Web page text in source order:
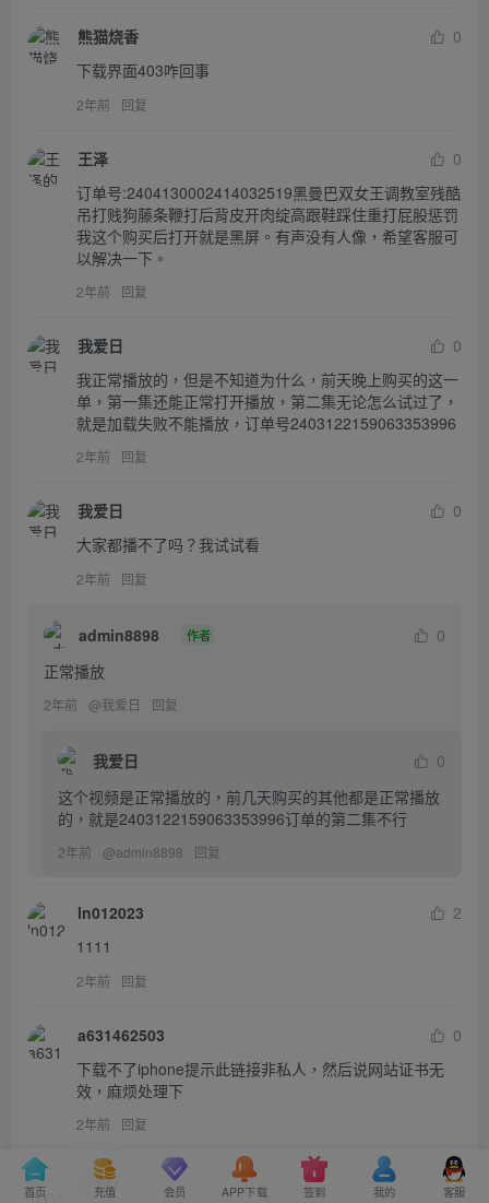
熊猫烧香
0
下载界面403咋回事
2年前 回复
王泽
0
订单号:2404130002414032519黑曼巴双女王调教室残酷
吊打贱狗藤条鞭打后背皮开肉绽高跟鞋踩住重打屁股惩罚
我这个购买后打开就是黑屏。有声没有人像，希望客服可
以解决一下。
2年前 回复
我爱日
0
我正常播放的，但是不知道为什么，前天晚上购买的这一
单，第一集还能正常打开播放，第二集无论怎么试过了，
就是加载失败不能播放，订单号2403122159063353996
2年前 回复
我爱日
0
大家都播不了吗？我试试看
2年前 回复
admin8898 作者
0
正常播放
2年前 @我爱日 回复
我爱日
0
这个视频是正常播放的，前几天购买的其他都是正常播放
的，就是2403122159063353996订单的第二集不行
2年前 @admin8898 回复
ln012023
2
1111
2年前 回复
a631462503
0
下载不了iphone提示此链接非私人，然后说网站证书无
效，麻烦处理下
2年前 回复
yyyyy
1
首页 充值 会员 APP下载 签到 我的 客服